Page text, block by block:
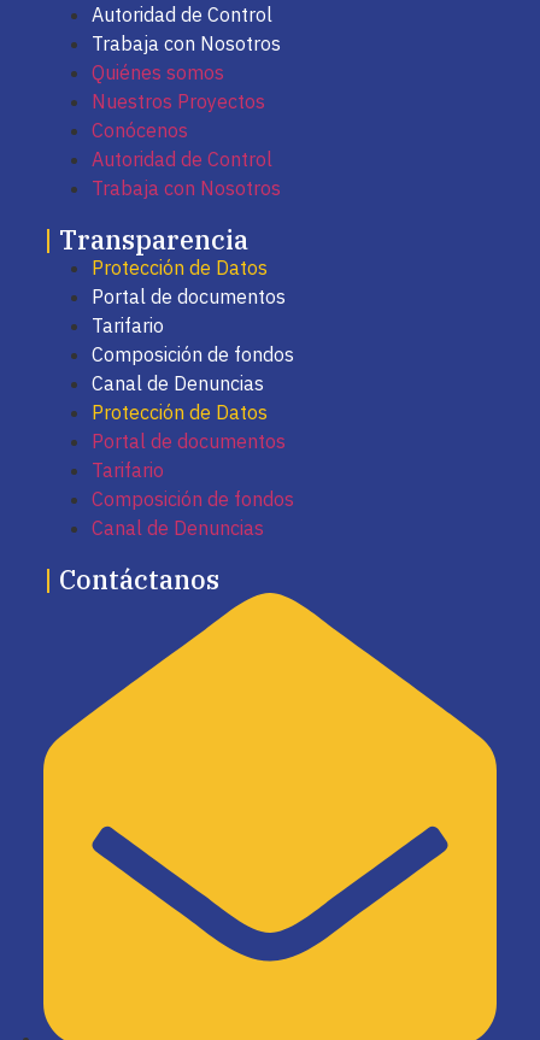
Autoridad de Control
Trabaja con Nosotros
Quiénes somos
Nuestros Proyectos
Conócenos
Autoridad de Control
Trabaja con Nosotros
| Transparencia
Protección de Datos
Portal de documentos
Tarifario
Composición de fondos
Canal de Denuncias
Protección de Datos
Portal de documentos
Tarifario
Composición de fondos
Canal de Denuncias
| Contáctanos